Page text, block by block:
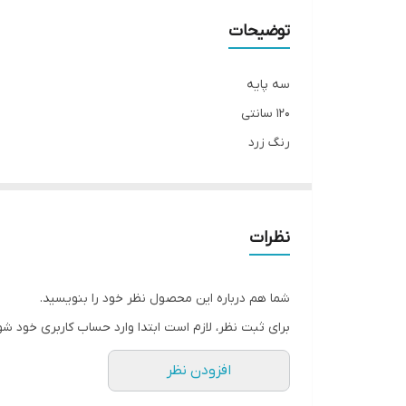
توضیحات
سه پایه
۱۲۰ سانتی
رنگ زرد
نظرات
شما هم درباره این محصول نظر خود را بنویسید.
برای ثبت نظر، لازم است ابتدا وارد حساب کاربری خود
افزودن نظر